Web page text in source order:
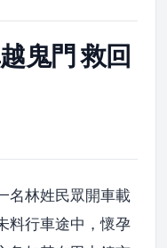
鬼門 救回
名林姓民眾開車載
料行車途中，懷孕